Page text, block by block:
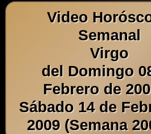
Video
Semanal
Virgo
del Domingo
Febrero de
Sábado 14 de
2009 (Semana